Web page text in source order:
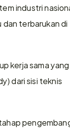
industri
terbarukan di
kerja sama yang
dari sisi teknis